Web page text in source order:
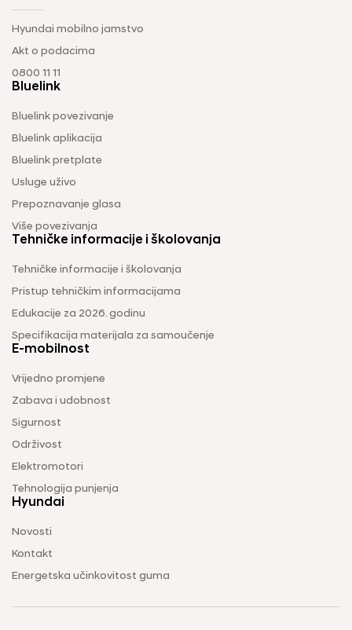
Hyundai mobilno jamstvo
Akt o podacima
0800 11 11
Bluelink
Bluelink povezivanje
Bluelink aplikacija
Bluelink pretplate
Usluge uživo
Prepoznavanje glasa
Više povezivanja
Tehničke informacije i školovanja
Tehničke informacije i školovanja
Pristup tehničkim informacijama
Edukacije za 2026. godinu
Specifikacija materijala za samoučenje
E-mobilnost
Vrijedno promjene
Zabava i udobnost
Sigurnost
Održivost
Elektromotori
Tehnologija punjenja
Hyundai
Novosti
Kontakt
Energetska učinkovitost guma